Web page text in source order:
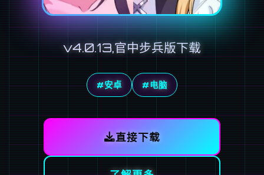
v4.0.13,官中步兵版下载
#安卓 #电脑
直接下载